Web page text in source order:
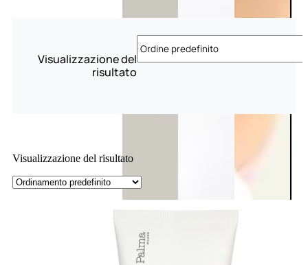
Visualizzazione del
risultato
Visualizzazione del risultato